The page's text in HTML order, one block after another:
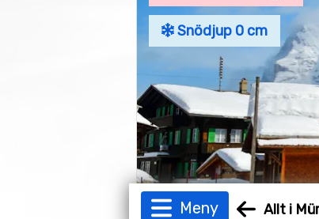
Snödjup 0 cm
Meny Allt i